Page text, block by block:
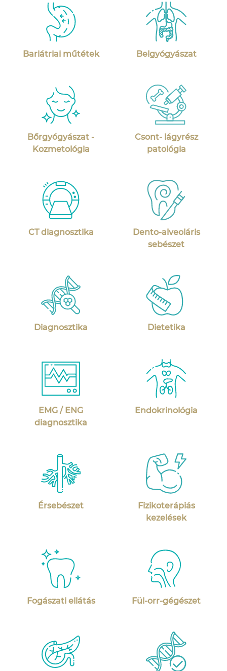
Bariátriai műtétek Belgyógyászat
Bőrgyógyászat -
Kozmetológia
Csont- lágyrész
patológia
CT diagnosztika
Dento-alveoláris
sebészet
Diagnosztika Dietetika
EMG / ENG
diagnosztika
Endokrinológia
Érsebészet
Fizikoterápiás
kezelések
Fogászati ellátás Fül-orr-gégészet